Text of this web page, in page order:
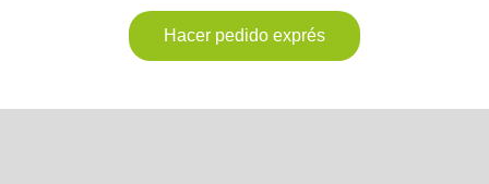
Hacer pedido exprés